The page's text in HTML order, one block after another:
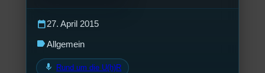
calendar_today27. April 2015
labelAllgemein
mic Rund um die U(h)R